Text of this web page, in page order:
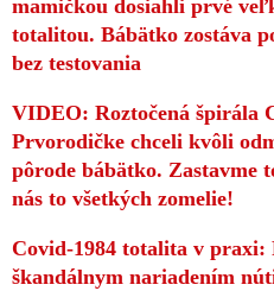
mamičkou dosiahli prvé
totalitou. Bábätko zostáva
bez testovania
VIDEO: Roztočená špirála
Prvorodičke chceli kvôli
pôrode bábätko. Zastavme
nás to všetkých zomelie!
Covid-1984 totalita v praxi:
škandálnym nariadením